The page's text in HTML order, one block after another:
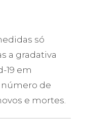
só
a gradativa
19 em
de
e mortes.